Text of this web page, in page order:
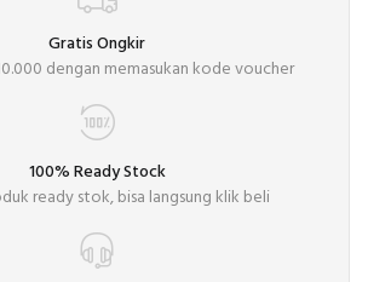
Gratis Ongkir
dengan memasukan kode voucher
100% Ready Stock
ready stok, bisa langsung klik beli